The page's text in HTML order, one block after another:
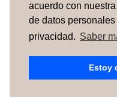
acuerdo con
de datos
privacidad. Saber
Estoy
TÉRMINOS Y
CÓMO FUNCIONA
ESPAÑA| PORTUGAL |